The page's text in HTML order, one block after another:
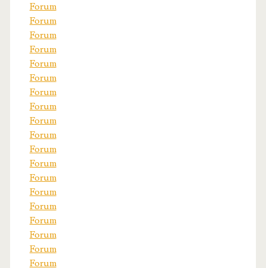
Forum
Forum
Forum
Forum
Forum
Forum
Forum
Forum
Forum
Forum
Forum
Forum
Forum
Forum
Forum
Forum
Forum
Forum
Forum